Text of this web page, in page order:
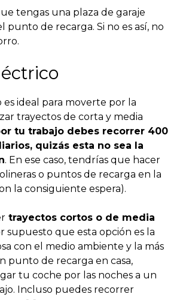
tengas una plaza de garaje
punto de recarga. Si no es así, no
es ideal para moverte por la
trayectos de corta y media
tu trabajo debes recorrer 400
quizás esta no sea la
. En ese caso, tendrías que hacer
o puntos de recarga en la
la consiguiente espera).
trayectos cortos o de media
supuesto que esta opción es la
con el medio ambiente y la más
punto de recarga en casa,
tu coche por las noches a un
Incluso puedes recorrer